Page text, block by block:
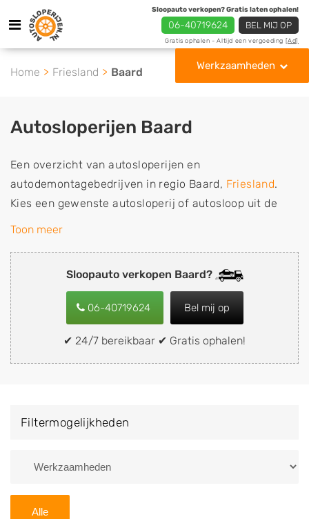
Sloopauto verkopen? Gratis laten ophalen!
06-40719624 BEL MIJ OP
Gratis ophalen - Altijd een vergoeding [Ad]
Werkzaamheden
Home Friesland Baard
Sloopauto verkopen Baard?
06-40719624 Bel mij op
✔ 24/7 bereikbaar ✔ Gratis ophalen!
Autosloperijen Baard
Een overzicht van autosloperijen en
autodemontagebedrijven in regio Baard, Friesland.
Kies een gewenste autosloperij of autosloop uit de
lijst die gespecialiseerd is in de verkoop van
de inkoop van sloopauto's, schadeauto's en
tweedehands auto's (ook zonder apk keuring). Wilt u
uw auto, camper, vrachtwagen, motor of brommobiel
snel en eenvoudig verkopen aan een
demontagebedrijf in de buurt, deze zelf wegbrengen
naar de sloop of deze liever laten ophalen op een
van Baard en ontvang een vergoeding voor uw oude
Zoekt u liever naar een sloperij in een andere plaats of
Toon meer
Filtermogelijkheden
Alle